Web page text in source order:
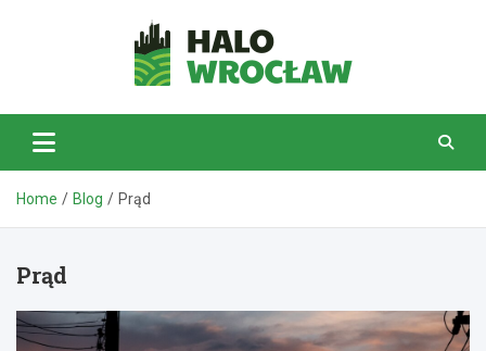
HaloWrocław.pl
Home Blog Prąd
Prąd